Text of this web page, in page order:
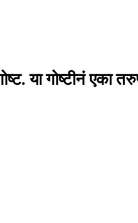
या गोष्टीनं